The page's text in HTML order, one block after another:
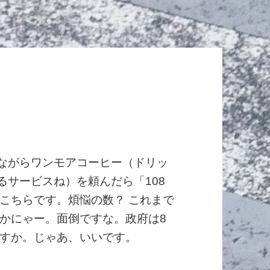
がらワンモアコーヒー（ドリッ
サービスね）を頼んだら「108
ちらです。煩悩の数？ これまで
にゃー。面倒ですな。政府は8
か。じゃあ、いいです。